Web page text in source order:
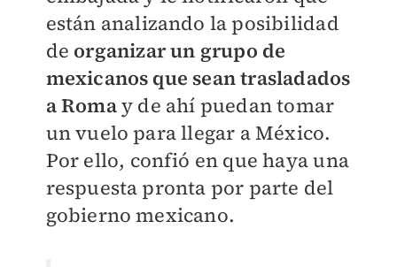
están analizando la posibilidad
de organizar un grupo de
mexicanos que sean trasladados
a Romay de ahí puedan tomar
un vuelo para llegar a México.
Por ello, confió en que haya una
respuesta pronta por parte del
gobierno mexicano.